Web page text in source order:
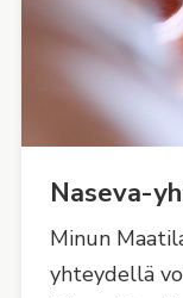
Naseva-
Minun
yhteydellä